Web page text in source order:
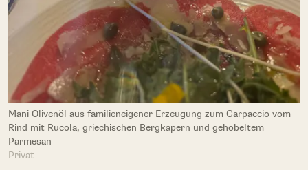
Mani Olivenöl aus familieneigener Erzeugung zum Carpaccio vom
Rind mit Rucola, griechischen Bergkapern und gehobeltem
Parmesan
Privat